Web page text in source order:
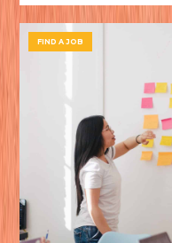
FIND A JOB